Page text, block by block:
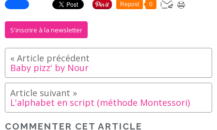
Repost 0
S'inscrire à la newsletter
Baby pizz' by Nour
L'alphabet en script (méthode Montessori)
COMMENTER CET ARTICLE